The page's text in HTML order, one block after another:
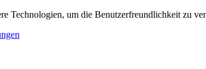
Technologien, um die Benutzerfreundlichkeit zu